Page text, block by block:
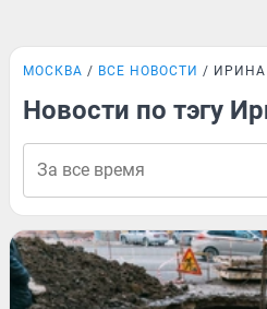
МОСКВА ВСЕ НОВОСТИ ИРИНА
Новости по тэгу